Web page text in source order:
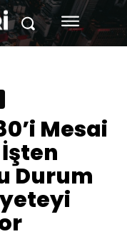
Mesai
İşten
Durum